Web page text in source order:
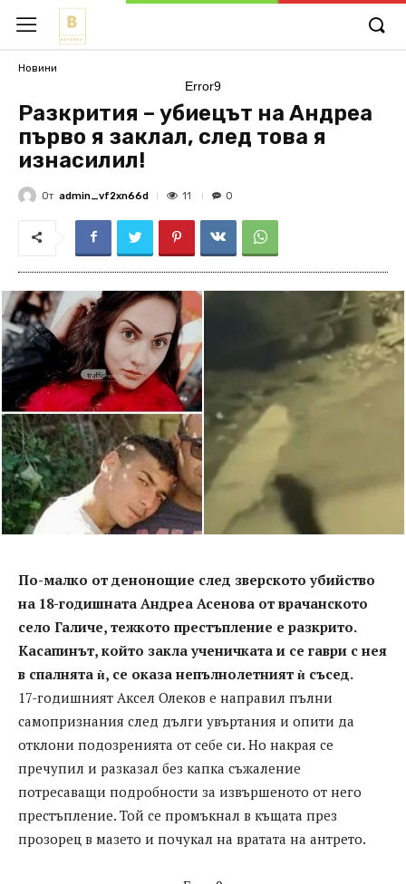
Новини
Error9
Разкрития – убиецът на Андреа
първо я заклал, след това я
изнасилил!
От admin_vf2xn66d 11 0
По-малко от денонощие след зверското убийство
на 18-годишната Андреа Асенова от врачанското
село Галиче, тежкото престъпление е разкрито.
Касапинът, който закла ученичката и се гаври с нея
в спалнята ѝ, се оказа непълнолетният ѝ съсед.
17-годишният Аксел Олеков е направил пълни
самопризнания след дълги увъртания и опити да
отклони подозренията от себе си. Но накрая се
пречупил и разказал без капка съжаление
потресаващи подробности за извършеното от него
престъпление. Той се промъкнал в къщата през
прозорец в мазето и почукал на вратата на антрето.